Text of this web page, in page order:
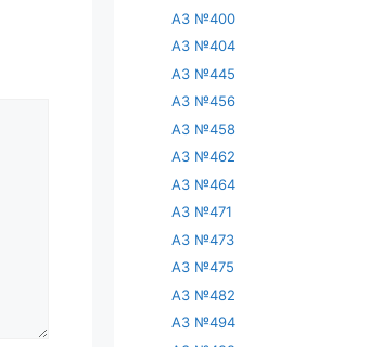
АЗ №400
АЗ №404
АЗ №445
АЗ №456
АЗ №458
АЗ №462
АЗ №464
АЗ №471
АЗ №473
АЗ №475
АЗ №482
АЗ №494